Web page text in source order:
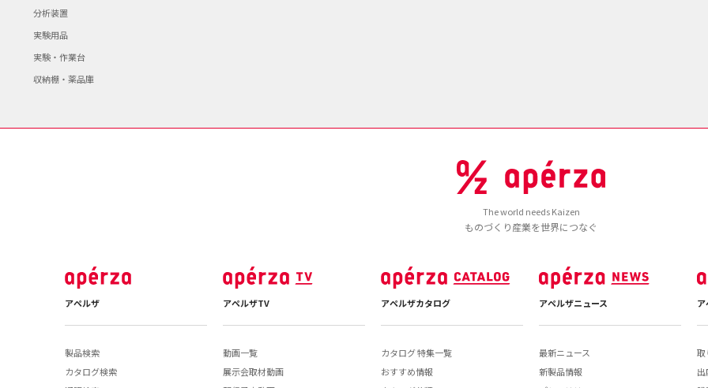
分析装置
実験用品
実験・作業台
収納棚・薬品庫
The world needs Kaizen
ものづくり産業を世界につなぐ
アペルザ
製品検索
カタログ検索
アペルザTV
動画一覧
展示会取材動画
アペルザカタログ
カタログ 特集一覧
おすすめ情報
アペルザニュース
最新ニュース
新製品情報
取